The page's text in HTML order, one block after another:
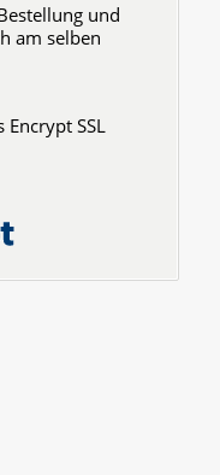
und
am selben
Encrypt SSL